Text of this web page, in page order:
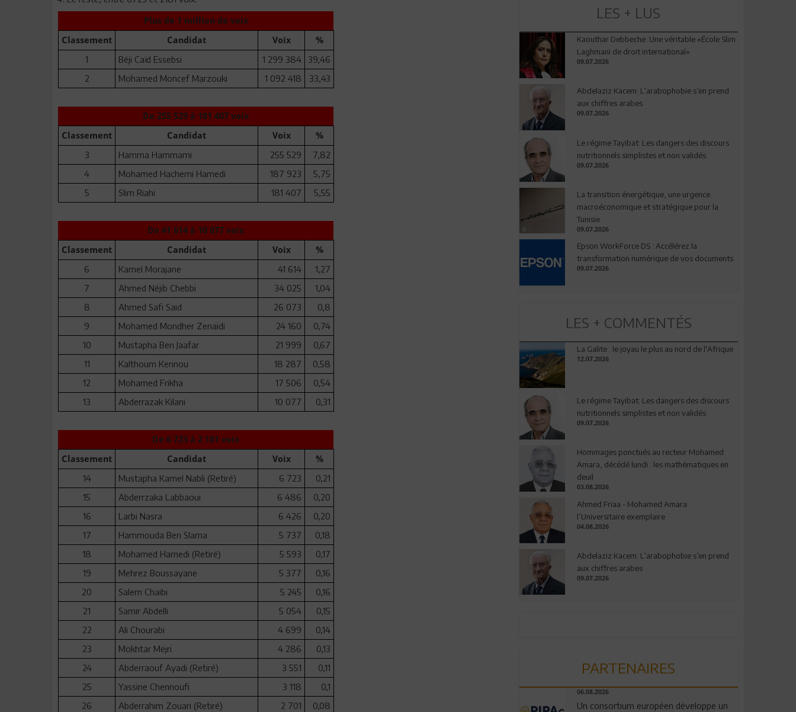
Plus de 1 million de voix
Classement
Candidat Voix
%
1
Béji Caïd Essebsi 1 299 384
39,46
2
Mohamed Moncef Marzouki 1 092 418 33,43
De 255 529 à 181 407 voix
Classement
Candidat Voix
%
3
Hamma Hammami 255 529
7,82
4
Mohamed Hachemi Hamedi 187 923
5,75
5
Slim Riahi 181 407 5,55
De 41 614 à 10 077 voix
Classement
Candidat Voix
%
6
Kamel Morajane 41 614
1,27
7
Ahmed Néjib Chebbi 34 025
1,04
8
Ahmed Safi Said 26 073
0,8
9
Mohamed Mondher Zenaidi 24 160
0,74
10
Mustapha Ben Jaafar 21 999
0,67
11
Kalthoum Kennou 18 287
0,58
12
Mohamed Frikha 17 506
0,54
13
Abderrazak Kilani 10 077 0,31
De 6 723 à 2 181 voix
Classement
Candidat Voix
%
14
Mustapha Kamel Nabli (Retiré) 6 723
0,21
15
Abderrzaka Labbaoui 6 486
0,20
16
Larbi Nasra 6 426
0,20
17
Hammouda Ben Slama 5 737
0,18
18
Mohamed Hamedi (Retiré) 5 593
0,17
19
Mehrez Boussayane 5 377
0,16
20
Salem Chaibi 5 245
0,16
21
Samir Abdelli 5 054
0,15
22
Ali Chourabi 4 699
0,14
23
Mokhtar Mejri 4 286
0,13
24
Abderraouf Ayadi (Retiré) 3 551
0,11
25
Yassine Chennoufi 3 118
0,1
26
Abderrahim Zouari (Retiré) 2 701
0,08
LES + LUS
Kaouthar Debbeche: Une véritable «École Slim
Laghmani de droit international»
09.07.2026
Abdelaziz Kacem: L’arabophobie s’en prend
aux chiffres arabes
09.07.2026
Le régime Tayibat: Les dangers des discours
nutritionnels simplistes et non validés
09.07.2026
La transition énergétique, une urgence
macroéconomique et stratégique pour la
Tunisie
09.07.2026
Epson WorkForce DS : Accélérez la
transformation numérique de vos documents
09.07.2026
LES + COMMENTÉS
La Galite : le joyau le plus au nord de l'Afrique
12.07.2026
Le régime Tayibat: Les dangers des discours
nutritionnels simplistes et non validés
09.07.2026
Hommages ponctués au recteur Mohamed
Amara, décédé lundi : les mathématiques en
deuil
03.08.2026
Ahmed Friaa - Mohamed Amara:
l’Universitaire exemplaire
04.08.2026
Abdelaziz Kacem: L’arabophobie s’en prend
aux chiffres arabes
09.07.2026
PARTENAIRES
06.08.2026
Un consortium européen développe un